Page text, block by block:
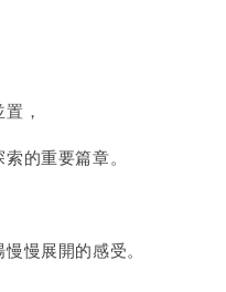
，
的重要篇章。
慢展開的感受。